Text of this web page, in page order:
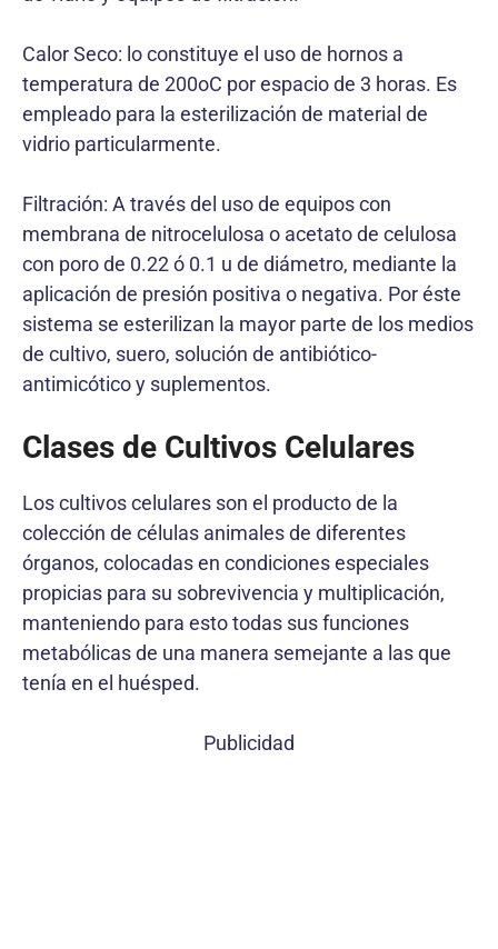
Calor Seco: lo constituye el uso de hornos a
temperatura de 200oC por espacio de 3 horas. Es
empleado para la esterilización de material de
vidrio particularmente.
Filtración: A través del uso de equipos con
membrana de nitrocelulosa o acetato de celulosa
con poro de 0.22 ó 0.1 u de diámetro, mediante la
aplicación de presión positiva o negativa. Por éste
sistema se esterilizan la mayor parte de los medios
de cultivo, suero, solución de antibiótico-
antimicótico y suplementos.
Clases de Cultivos Celulares
Los cultivos celulares son el producto de la
colección de células animales de diferentes
órganos, colocadas en condiciones especiales
propicias para su sobrevivencia y multiplicación,
manteniendo para esto todas sus funciones
metabólicas de una manera semejante a las que
tenía en el huésped.
Publicidad